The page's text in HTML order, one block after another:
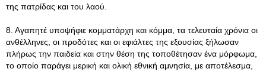
της πατρίδας και του λαού.
8. Αγαπητέ υποψήφιε κομματάρχη και κόμμα, τα τελευταία χρόνια οι
ανθέλληνες, οι προδότες και οι εφιάλτες της εξουσίας ξήλωσαν
πλήρως την παιδεία και στην θέση της τοποθέτησαν ένα μόρφωμα,
το οποίο παράγει μερική και ολική εθνική αμνησία, με αποτέλεσμα,